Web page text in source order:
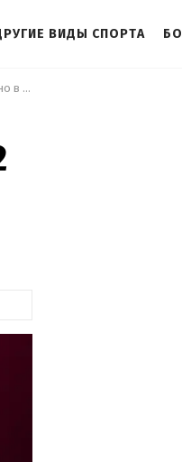
ВИДЫ СПОРТА
Матчи квалификации ЧМ-2022 в Катаре будут показывать бесплатно в YouTube